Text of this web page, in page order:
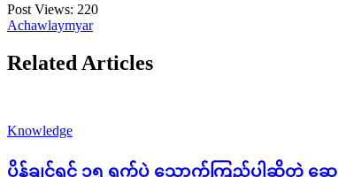
Post Views: 220
Achawlaymyar
Related Articles
Knowledge
ပိန်ချင်ရင် ၁၅ ရက်ပဲ သောက်ကြည့်ပါဆိုတဲ့ ဆေ